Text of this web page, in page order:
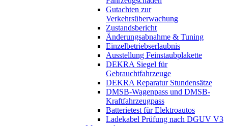
Gutachten zur
Verkehrsüberwachung
Zustandsbericht
Änderungsabnahme & Tuning
Einzelbetriebserlaubnis
Ausstellung Feinstaubplakette
DEKRA Siegel für
Gebrauchtfahrzeuge
DEKRA Reparatur Stundensätze
DMSB-Wagenpass und DMSB-
Kraftfahrzeugpass
Batterietest für Elektroautos
Ladekabel Prüfung nach DGUV V3